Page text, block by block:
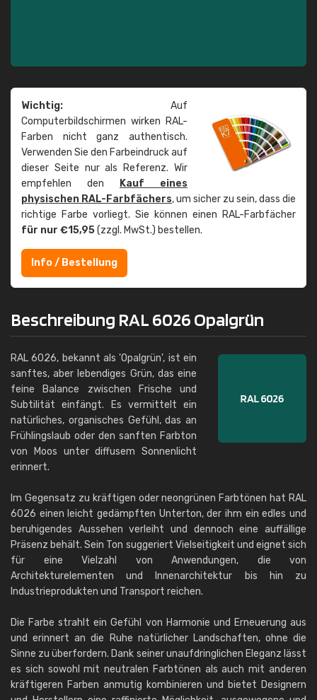
Wichtig: Auf
Computerbildschirmen wirken RAL-
Farben nicht ganz authentisch.
Verwenden Sie den Farbeindruck auf
dieser Seite nur als Referenz. Wir
empfehlen den
Kauf eines
physischen RAL-Farbfächers, um sicher zu sein, dass die
richtige Farbe vorliegt. Sie können einen RAL-Farbfächer
für nur €15,95(zzgl. MwSt.) bestellen.
Info / Bestellung
Beschreibung RAL 6026 Opalgrün
RAL 6026, bekannt als 'Opalgrün', ist ein
sanftes, aber lebendiges Grün, das eine
feine Balance zwischen Frische und
Subtilität einfängt. Es vermittelt ein
natürliches, organisches Gefühl, das an
Frühlingslaub oder den sanften Farbton
von Moos unter diffusem Sonnenlicht
erinnert.
Im Gegensatz zu kräftigen oder neongrünen Farbtönen hat RAL
6026 einen leicht gedämpften Unterton, der ihm ein edles und
beruhigendes Aussehen verleiht und dennoch eine auffällige
Präsenz behält. Sein Ton suggeriert Vielseitigkeit und eignet sich
für eine Vielzahl von Anwendungen, die von
Architekturelementen und Innenarchitektur bis hin zu
Industrieprodukten und Transport reichen.
Die Farbe strahlt ein Gefühl von Harmonie und Erneuerung aus
und erinnert an die Ruhe natürlicher Landschaften, ohne die
Sinne zu überfordern. Dank seiner unaufdringlichen Eleganz lässt
es sich sowohl mit neutralen Farbtönen als auch mit anderen
kräftigeren Farben anmutig kombinieren und bietet Designern